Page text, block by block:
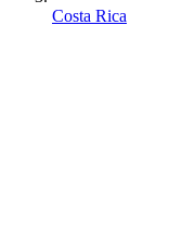
Costa Rica